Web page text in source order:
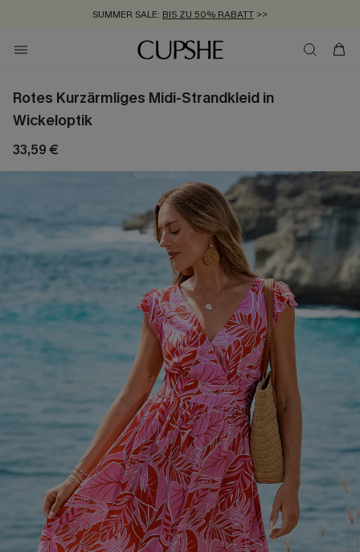
SUMMER SALE: BIS ZU 50% RABATT >>
ZUM NEWSLETTER:BIS ZU -20% EXTRA ERHALTEN
KOSTENLOSER VERSAND AB 89 €
Rotes Kurzärmliges Midi-Strandkleid in
Wickeloptik
33,59 €